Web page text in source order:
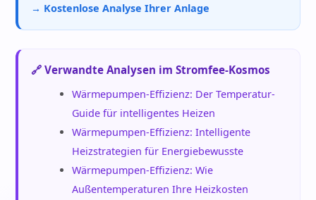
→ Kostenlose Analyse Ihrer Anlage
🔗 Verwandte Analysen im Stromfee-Kosmos
Wärmepumpen-Effizienz: Der Temperatur-
Guide für intelligentes Heizen
Wärmepumpen-Effizienz: Intelligente
Heizstrategien für Energiebewusste
Wärmepumpen-Effizienz: Wie
Außentemperaturen Ihre Heizkosten